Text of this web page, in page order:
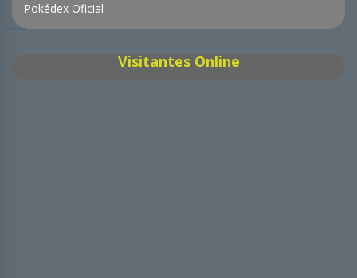
Pokédex Oficial
Visitantes Online